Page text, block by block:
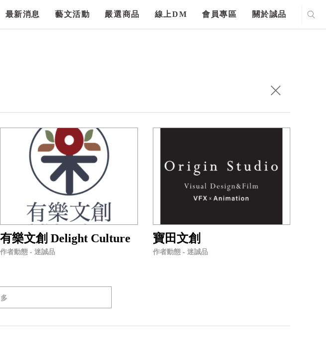
最新消息 藝文活動 嚴選商品 線上DM 會員專區 關於誠品
有樂文創 Delight Culture
作者動態 - 迷誠品
寶田文創
作者動態 - 迷誠品